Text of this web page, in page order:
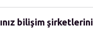
bilişim şirketlerini